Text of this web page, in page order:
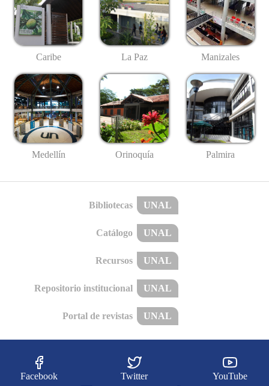
Caribe La Paz Manizales
Medellín Orinoquía Palmira
Bibliotecas UNAL
Catálogo UNAL
Recursos UNAL
Repositorio institucional UNAL
Portal de revistas UNAL
Facebook Twitter YouTube